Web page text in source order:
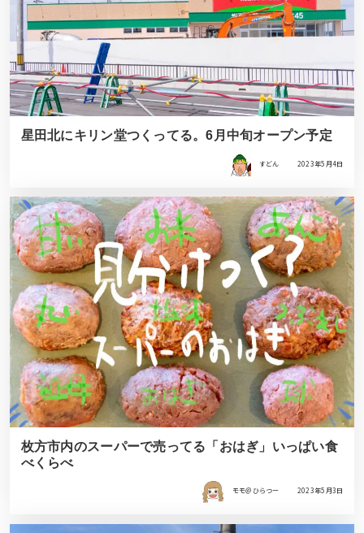
星田北にキリン堂つくってる。6月中旬オープン予定
すどん 2023年5月4日
枚方市内のスーパーで売ってる「おはぎ」いっぱい食
べくらべ
モモ＠ひらつー 2023年5月3日